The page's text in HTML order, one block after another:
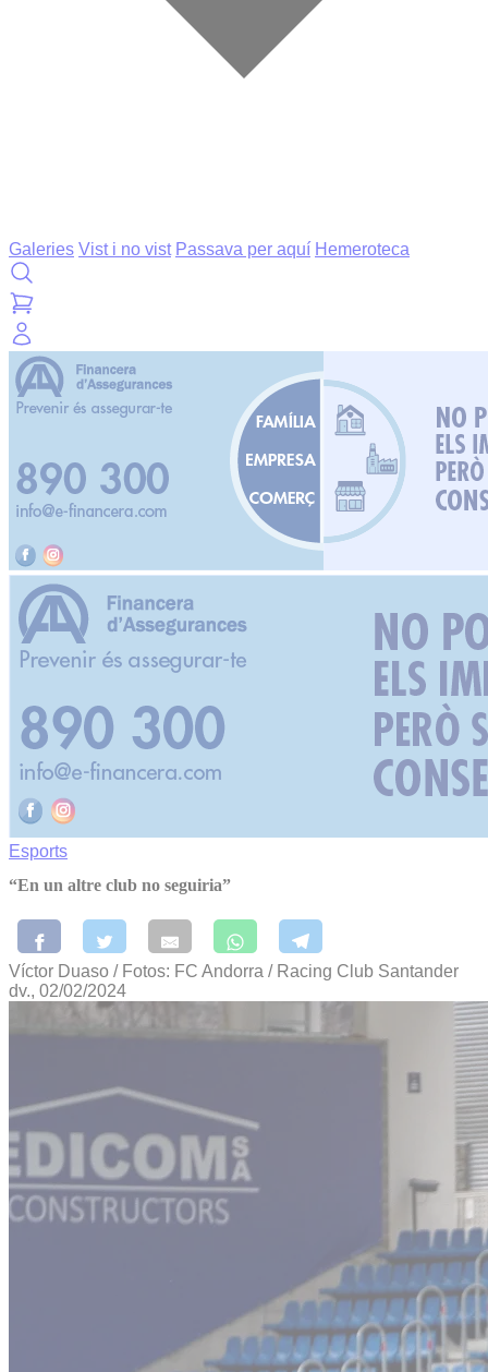
Galeries Vist i no vist Passava per aquí Hemeroteca
Esports
“En un altre club no seguiria”
Víctor Duaso / Fotos: FC Andorra / Racing Club Santander
dv., 02/02/2024